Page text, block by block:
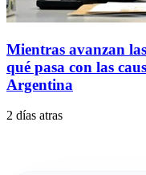
Mientras avanzan
qué pasa con las
Argentina
2 días atras